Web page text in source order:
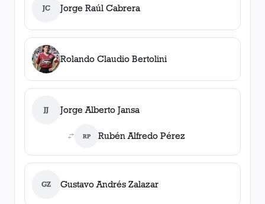
JC Jorge Raúl Cabrera
Rolando Claudio Bertolini
JJ Jorge Alberto Jansa
RP Rubén Alfredo Pérez
GZ Gustavo Andrés Zalazar